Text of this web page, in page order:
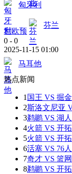
匈牙利
世欧预
芬兰
0 - 0
2025-11-15 01:00
马耳他
热点新闻
1 国王 VS 掘金
2斯洛文尼亚
3鹈鹕 VS 湖人
4火箭 VS 开
5火箭 VS 开
6活塞 VS 76人
7奇才 VS 篮网
8鹈鹕 VS 开